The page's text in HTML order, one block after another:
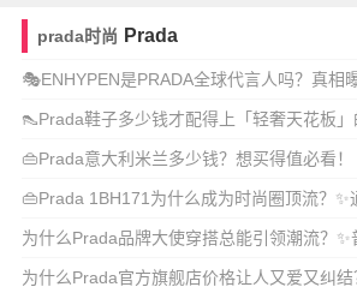
prada时尚 Prada
🎭ENHYPEN是PRADA全球代言人吗？真相
👠Prada鞋子多少钱才配得上「轻奢天花板
看！
👜Prada意大利米兰多少钱？想买得值必看！
👜Prada 1BH171为什么成为时尚圈顶流？✨
为什么Prada品牌大使穿搭总能引领潮流？
高定感？
为什么Prada官方旗舰店价格让人又爱又纠